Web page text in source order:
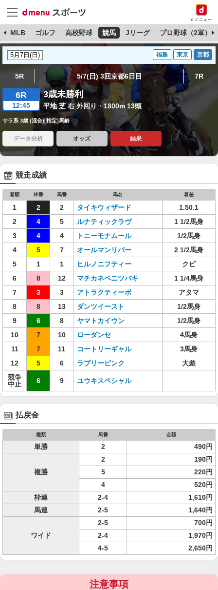
dメニュー
MLB ゴルフ 高校野球 競馬 Jリーグ プロ野球（2軍）
福島 東京 京都
5R 5/7(日) 3回京都6日目 7R
6R
12:45
3歳未勝利
平地 芝 右 外回り・1800m 13頭
サラ系 3歳 (混合)[指定]馬齢
データ分析 オッズ 結果
競走成績
着順 枠番 馬番 馬名 着差
1 2 2 タイキウィザード
1.50.1
2
4 5 ルナティックラヴ
1 1/2馬身
3
4 4 トニーモナムール
1/2馬身
4
5 7 オールマンリバー
2 1/2馬身
5
1 1 ヒルノニフティー
クビ
6
8 12 マチカネベニツバキ
1 1/4馬身
7
3 3 アトラクティーボ
アタマ
8
8 13 ダンツイースト
1/2馬身
9
6 8 ヤマトカイウン
1/2馬身
10
7 10 ローダンセ
4馬身
11
7 11 コートリーギャル
3馬身
12
5 6 ラブリーピンク
大差
競争
中止
6 9 ユウキスペシャル
払戻金
種類 馬番 金額
単勝 2 490円
複勝
2
190円
5
220円
4
520円
枠連
2-4
1,610円
馬連
2-5 1,640円
ワイド
2-5
700円
2-4
1,970円
4-5
2,650円
注意事項